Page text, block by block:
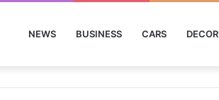
NEWS BUSINESS CARS DECOR